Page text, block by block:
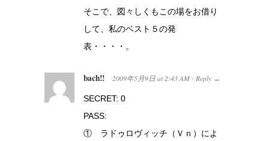
そこで、図々しくもこの場をお借り
して、私のベスト５の発
表・・・・。
bach!! 2009年5月9日 at 2:43 AM · Reply →
SECRET: 0
PASS:
① ラドゥロヴィッチ（Ｖｎ）によ